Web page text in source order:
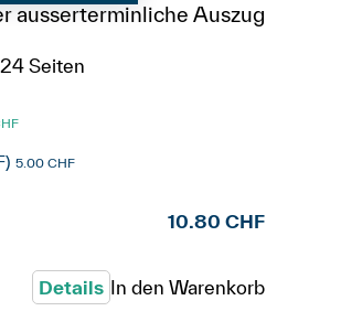
ausserterminliche Auszug
Seiten
5.00 CHF
10.80 CHF
Details In den Warenkorb